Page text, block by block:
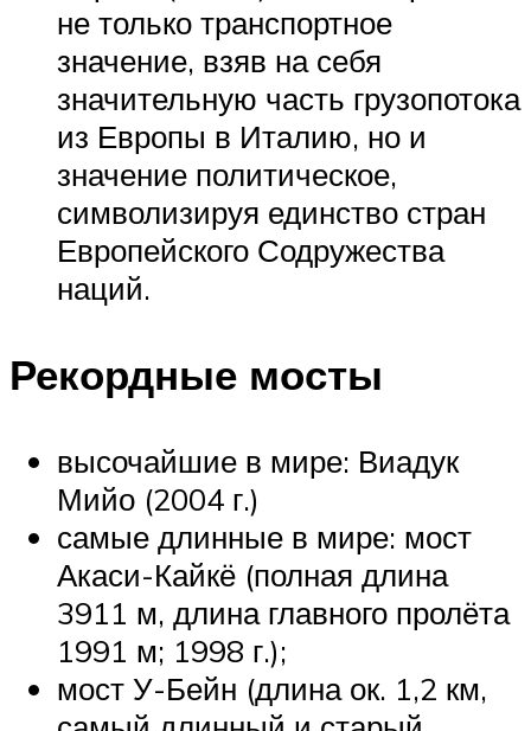
не только транспортное
значение, взяв на себя
значительную часть грузопотока
из Европы в Италию, но и
значение политическое,
символизируя единство стран
Европейского Содружества
наций.
Рекордные мосты
высочайшие в мире: Виадук
Мийо (2004 г.)
самые длинные в мире: мост
Акаси-Кайкё (полная длина
3911 м, длина главного пролёта
1991 м; 1998 г.);
мост У-Бейн (длина ок. 1,2 км,